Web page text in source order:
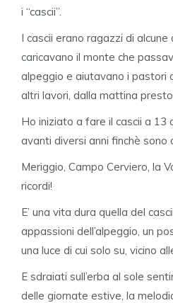
i “cascii”.
I cascii erano ragazzi di
caricavano il monte che
alpeggio e aiutavano i pastori
altri lavori, dalla mattina
Ho iniziato a fare il cascii a 13
avanti diversi anni finchè
Meriggio, Campo Cerviero, la
ricordi!
E’ una vita dura quella del
appassioni dell’alpeggio, un
una luce di cui solo su, vicino
E sdraiati sull’erba al sole
delle giornate estive, la